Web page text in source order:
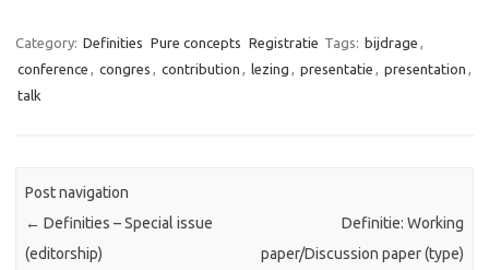
Category: Definities Pure concepts Registratie Tags: bijdrage ,
conference , congres , contribution , lezing , presentatie , presentation ,
talk
Post navigation
← Definities – Special issue
(editorship)
Definitie: Working
paper/Discussion paper (type)